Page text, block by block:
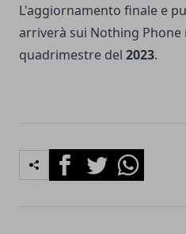
L'aggiornamento finale e
arriverà sui Nothing
quadrimestre del 2023.
FacebookTwitterWhatsapp